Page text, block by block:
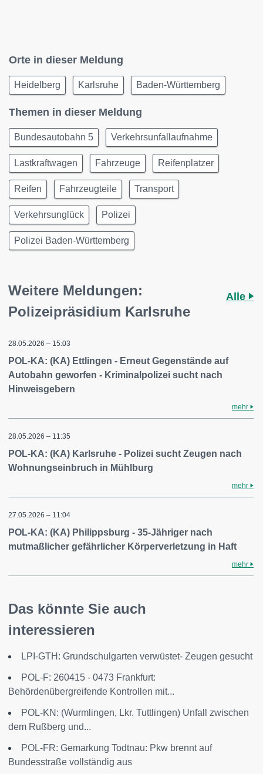
Orte in dieser Meldung
Heidelberg Karlsruhe Baden-Württemberg
Themen in dieser Meldung
Bundesautobahn 5 Verkehrsunfallaufnahme
Lastkraftwagen Fahrzeuge Reifenplatzer
Reifen Fahrzeugteile Transport
Verkehrsunglück Polizei
Polizei Baden-Württemberg
Weitere Meldungen:
Polizeipräsidium Karlsruhe
Alle
28.05.2026 – 15:03
POL-KA: (KA) Ettlingen - Erneut Gegenstände auf
Autobahn geworfen - Kriminalpolizei sucht nach
Hinweisgebern
mehr
28.05.2026 – 11:35
POL-KA: (KA) Karlsruhe - Polizei sucht Zeugen nach
Wohnungseinbruch in Mühlburg
mehr
27.05.2026 – 11:04
POL-KA: (KA) Philippsburg - 35-Jähriger nach
mutmaßlicher gefährlicher Körperverletzung in Haft
mehr
Das könnte Sie auch
interessieren
LPI-GTH: Grundschulgarten verwüstet- Zeugen gesucht
POL-F: 260415 - 0473 Frankfurt:
Behördenübergreifende Kontrollen mit...
POL-KN: (Wurmlingen, Lkr. Tuttlingen) Unfall zwischen
dem Rußberg und...
POL-FR: Gemarkung Todtnau: Pkw brennt auf
Bundesstraße vollständig aus